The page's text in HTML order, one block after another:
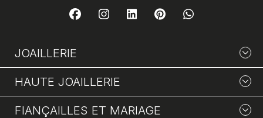
JOAILLERIE
HAUTE JOAILLERIE
FIANÇAILLES ET MARIAGE